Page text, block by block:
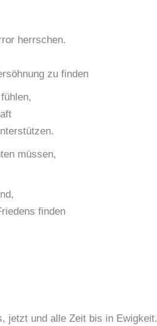
herrschen.
zu finden
müssen,
finden
jetzt und alle Zeit bis in Ewigkeit.